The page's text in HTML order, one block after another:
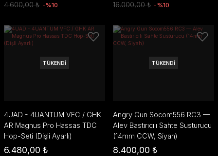
4.600,00 ₺ -%10 16.000,00 ₺ -%10
TÜKENDİ
4UAD - 4UANTUM VFC / GHK
AR Magnus Pro Hassas TDC
Hop-Seti (Dişli Ayarlı)
6.480,00 ₺
TÜKENDİ
Angry Gun Socom556 RC3 —
Alev Bastırıcılı Sahte Susturucu
(14mm CCW, Siyah)
8.400,00 ₺